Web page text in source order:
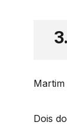
3.
Dois